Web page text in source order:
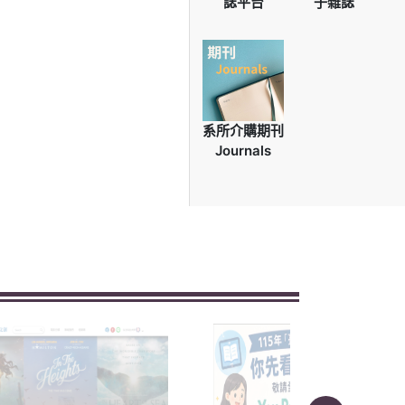
系所介購期刊
Journals